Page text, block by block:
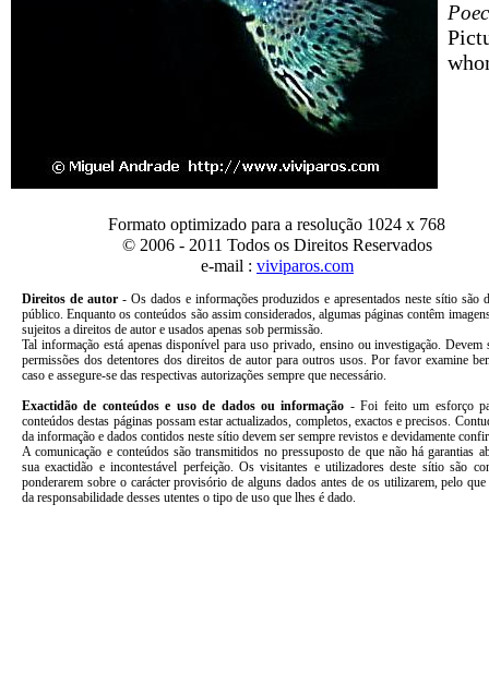
Formato optimizado para a resolução 1024 x 768
© 2006 - 2011 Todos os Direitos Reservados
e-mail : viviparos.com
Direitos de autor- Os dados e informações produzidos e apresentados neste sítio são
público. Enquanto os conteúdos são assim considerados, algumas páginas contêm
sujeitos a direitos de autor e usados apenas sob permissão.
Tal informação está apenas disponível para uso privado, ensino ou investigação. Devem
permissões dos detentores dos direitos de autor para outros usos. Por favor examine
caso e assegure-se das respectivas autorizações sempre que necessário.
Exactidão de conteúdos e uso de dados ou informação -Foi feito um esforço
conteúdos destas páginas possam estar actualizados, completos, exactos e precisos.
da informação e dados contidos neste sítio devem ser sempre revistos e devidamente
A comunicação e conteúdos são transmitidos no pressuposto de que não há garantias
sua exactidão e incontestável perfeição. Os visitantes e utilizadores deste sítio são
ponderarem sobre o carácter provisório de alguns dados antes de os utilizarem, pelo que
da responsabilidade desses utentes o tipo de uso que lhes é dado.